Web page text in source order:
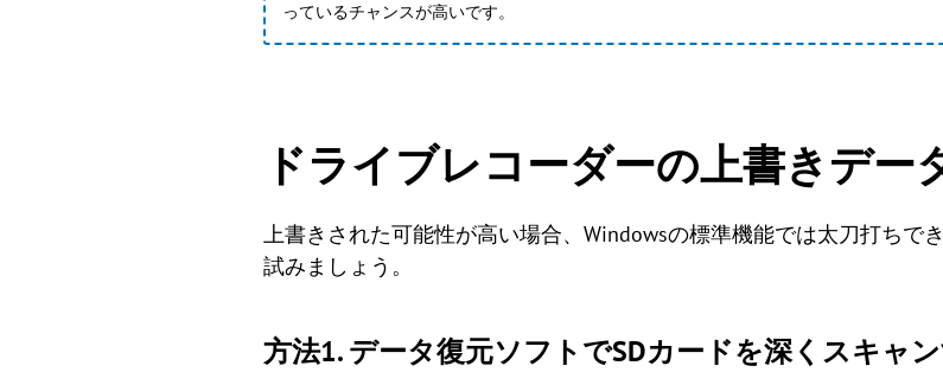
っているチャンスが高いです。
ドライブレコーダーの上書きデー
上書きされた可能性が高い場合、Windowsの標準機能では太刀打ちで
試みましょう。
方法1. データ復元ソフトでSDカードを深くスキャ